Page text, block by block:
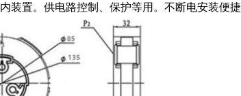
装置。供电路控制、保护等用。不断电安装便捷